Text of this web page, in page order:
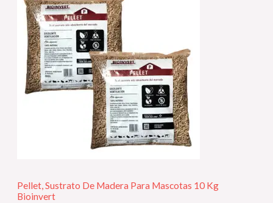
Pellet, Sustrato De Madera Para Mascotas 10 Kg
Bioinvert